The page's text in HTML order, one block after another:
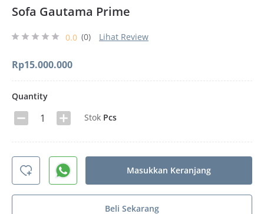
Sofa Gautama Prime
0.0 (0) Lihat Review
Rp15.000.000
Quantity
Stok Pcs
Masukkan Keranjang
Beli Sekarang